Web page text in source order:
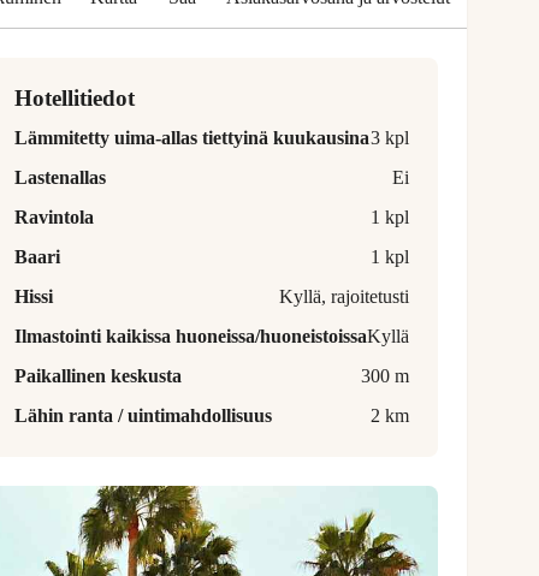
Hotellitiedot
Lämmitetty uima-allas tiettyinä kuukausina3 kpl
Lastenallas
Ei
Ravintola
1 kpl
Baari
1 kpl
Hissi
Kyllä, rajoitetusti
Ilmastointi kaikissa huoneissa/huoneistoissaKyllä
Paikallinen keskusta
300 m
Lähin ranta / uintimahdollisuus
2 km